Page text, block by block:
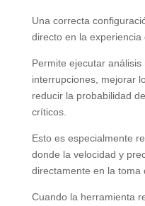
Una correcta
directo en la experiencia
Permite ejecutar
interrupciones, mejorar
reducir la probabilidad
críticos.
Esto es especialmente
donde la velocidad y
directamente en la toma
Cuando la herramienta